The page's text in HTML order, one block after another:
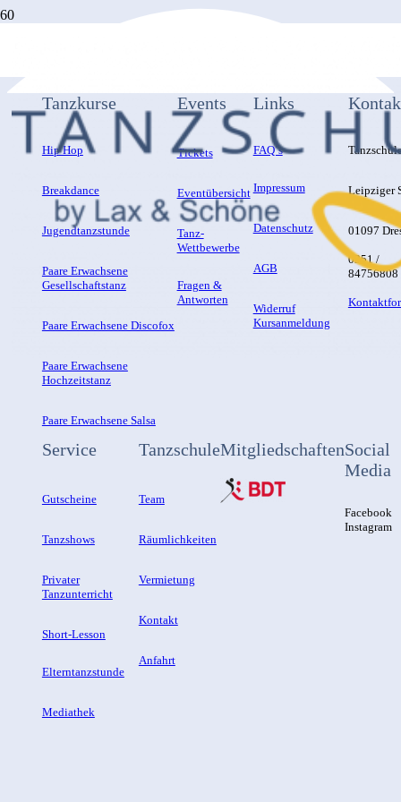
Tanzkurse
Hip Hop
Breakdance
Jugendtanzstunde
Paare Erwachsene
Gesellschaftstanz
Paare Erwachsene Discofox
Paare Erwachsene
Hochzeitstanz
Paare Erwachsene Salsa
Events
Tickets
Eventübersicht
Tanz-
Wettbewerbe
Fragen &
Antworten
Links
FAQ´s
Impressum
Datenschutz
AGB
Widerruf
Kursanmeldung
Leipziger
01097
0351 /
84756808
Service
Gutscheine
Tanzshows
Privater
Tanzunterricht
Short-Lesson
Elterntanzstunde
Mediathek
Tanzschule
Team
Räumlichkeiten
Vermietung
Kontakt
Anfahrt
MitgliedschaftenSocial
Media
Facebook
Instagram